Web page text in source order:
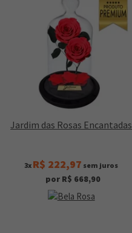
Jardim das Rosas Encantadas
3x R$ 222,97 sem juros
por R$ 668,90